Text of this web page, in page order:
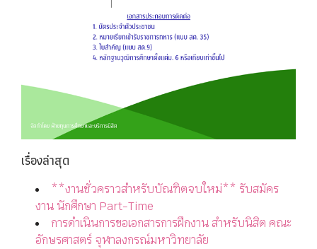
เรื่องล่าสุด
**งานชั่วคราวสำหรับบัณฑิตจบใหม่** รับสมัคร
งาน นักศึกษา Part-Time
การดำเนินการขอเอกสารการฝึกงาน สำหรับนิสิต คณะ
อักษรศาสตร์ จุฬาลงกรณ์มหาวิทยาลัย